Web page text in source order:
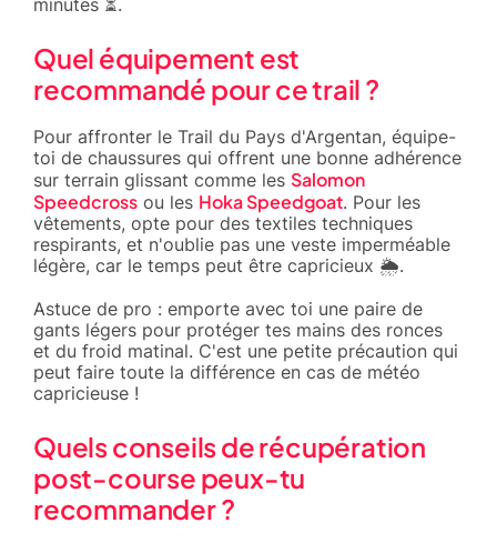
Quel équipement est
recommandé pour ce trail ?
Pour affronter le Trail du Pays d'Argentan, équipe-
toi de chaussures qui offrent une bonne adhérence
sur terrain glissant comme les Salomon
Speedcross ou les Hoka Speedgoat. Pour les
vêtements, opte pour des textiles techniques
respirants, et n'oublie pas une veste imperméable
légère, car le temps peut être capricieux 🌦️.
Astuce de pro : emporte avec toi une paire de
gants légers pour protéger tes mains des ronces
et du froid matinal. C'est une petite précaution qui
peut faire toute la différence en cas de météo
capricieuse !
Quels conseils de récupération
post-course peux-tu
recommander ?